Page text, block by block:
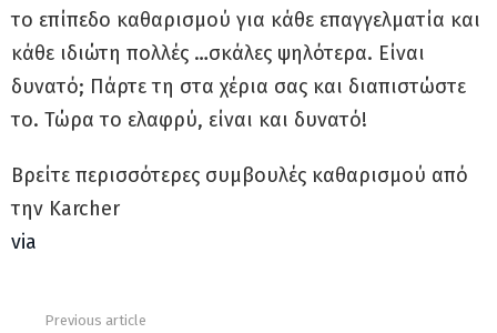
το επίπεδο καθαρισμού για κάθε επαγγελματία και
κάθε ιδιώτη πολλές …σκάλες ψηλότερα. Είναι
δυνατό; Πάρτε τη στα χέρια σας και διαπιστώστε
το. Τώρα το ελαφρύ, είναι και δυνατό!
Βρείτε περισσότερες συμβουλές καθαρισμού από
την Karcher
via
Previous article